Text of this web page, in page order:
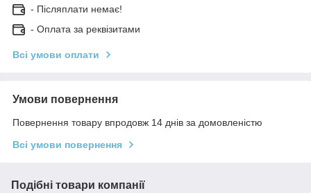
- Післяплати немає!
- Оплата за реквізитами
Всі умови оплати
Умови повернення
Повернення товару впродовж 14 днів за домовленістю
Всі умови повернення
Подібні товари компанії